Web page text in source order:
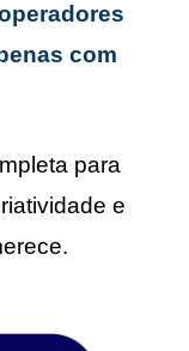
com
para
e